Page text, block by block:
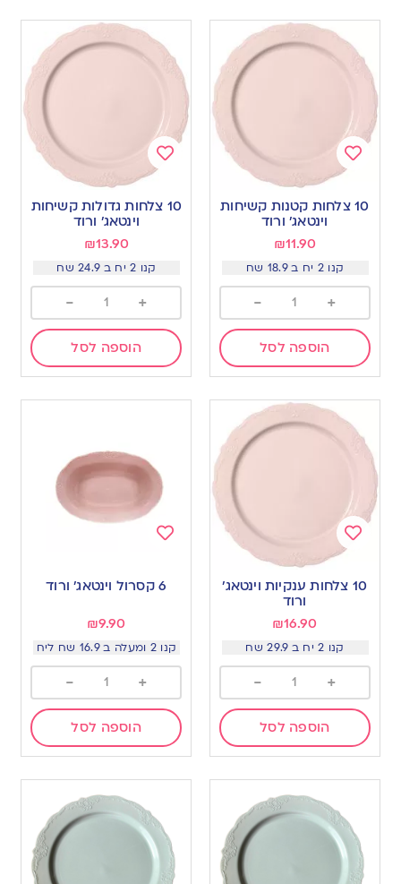
Add
to
wishlist
10 צלחות קטנות קשיחות
וינטאג׳ ורוד
₪11.90
קנו 2 יח ב 18.9 שח
+
-
הוספה לסל
Add
to
wishlist
10 צלחות גדולות קשיחות
וינטאג׳ ורוד
₪13.90
קנו 2 יח ב 24.9 שח
+
-
הוספה לסל
Add
to
wishlist
10 צלחות ענקיות וינטאג׳
ורוד
₪16.90
קנו 2 יח ב 29.9 שח
+
-
הוספה לסל
wishlist
6 קסרול וינטאג׳ ורוד
₪9.90
קנו 2 ומעלה ב 16.9 שח ליח
+
-
הוספה לסל